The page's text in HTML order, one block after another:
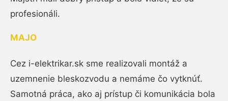
profesionáli.
MAJO
Cez i-elektrikar.sk sme realizovali montáž a
uzemnenie bleskozvodu a nemáme čo vytknúť.
Samotná práca, ako aj prístup či komunikácia bola